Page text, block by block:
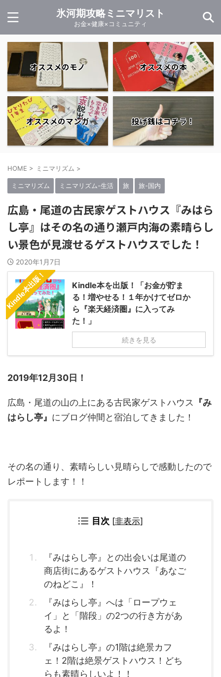
氷河期攻略ミニマリスト
お金×健康×コミュニティ
オススメのモノ オススメの本
オススメのマンガ 投げ銭はコチラ！
HOME > ミニマリズム >
ミニマリズム ミニマリズム-生活 旅 旅-国内
広島・尾道の古民家ゲストハウス『みはら
し亭』はその名の通り瀬戸内海の素晴らし
い景色が見渡せるゲストハウスでした！
2020年1月7日
Kindle本出版！
Kindle本を出版！「お金が貯ま
る！増やせる！１年かけてゼロか
ら『楽天経済圏』に入ってみ
た！」
続きを見る
2019年12月30日！
広島・尾道の山の上にある古民家ゲストハウス
『み
はらし亭』 にブログ仲間と宿泊してきました！
その名の通り、素晴らしい見晴らしで感動したので
レポートします！！
目次 [非表示]
『みはらし亭』との出会いは尾道の
商店街にあるゲストハウス『あなご
のねどこ』！
『みはらし亭』へは「ロープウェ
イ」と「階段」の2つの行き方があ
るよ！
『みはらし亭』の1階は絶景カフ
ェ！2階は絶景ゲストハウス！どち
らも素晴らしいよ！！